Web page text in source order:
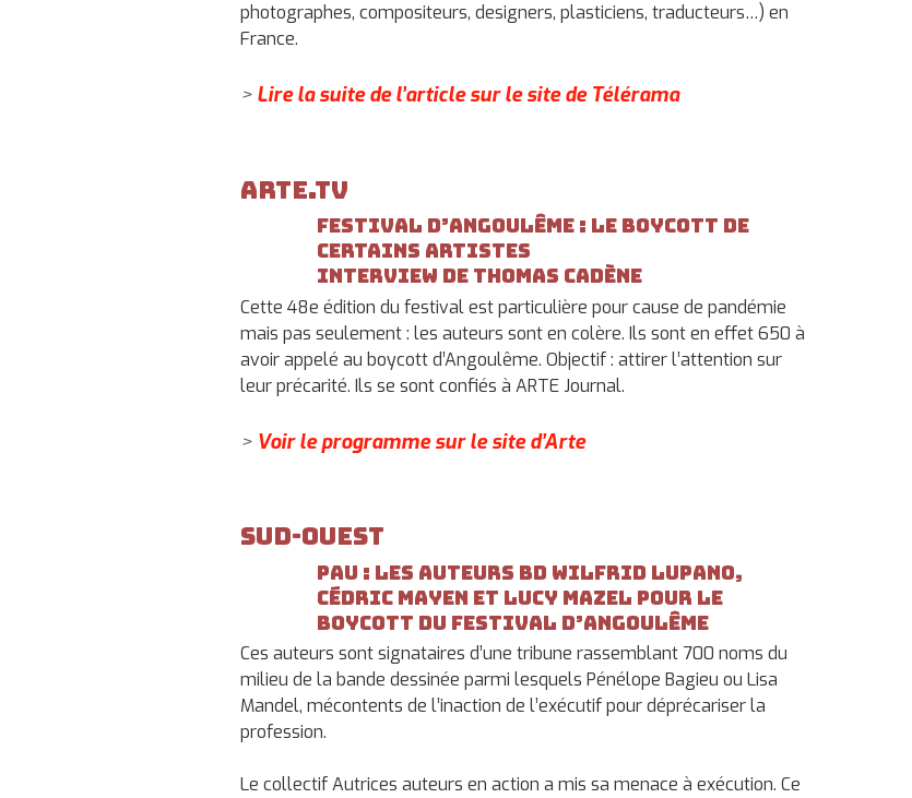
photographes, compositeurs, designers, plasticiens, traducteurs…) en
France.
> Lire la suite de l’article sur le site de Télérama
Arte.TV
Festival d’Angoulême : le boycott de
certains artistes
Interview de Thomas Cadène
Cette 48e édition du festival est particulière pour cause de pandémie
mais pas seulement : les auteurs sont en colère. Ils sont en effet 650 à
avoir appelé au boycott d’Angoulême. Objectif : attirer l’attention sur
leur précarité. Ils se sont confiés à ARTE Journal.
> Voir le programme sur le site d’Arte
Sud-Ouest
Pau : les auteurs BD Wilfrid Lupano,
Cédric Mayen et Lucy Mazel pour le
boycott du festival d’Angoulême
Ces auteurs sont signataires d’une tribune rassemblant 700 noms du
milieu de la bande dessinée parmi lesquels Pénélope Bagieu ou Lisa
Mandel, mécontents de l’inaction de l’exécutif pour déprécariser la
profession.
Le collectif Autrices auteurs en action a mis sa menace à exécution. Ce